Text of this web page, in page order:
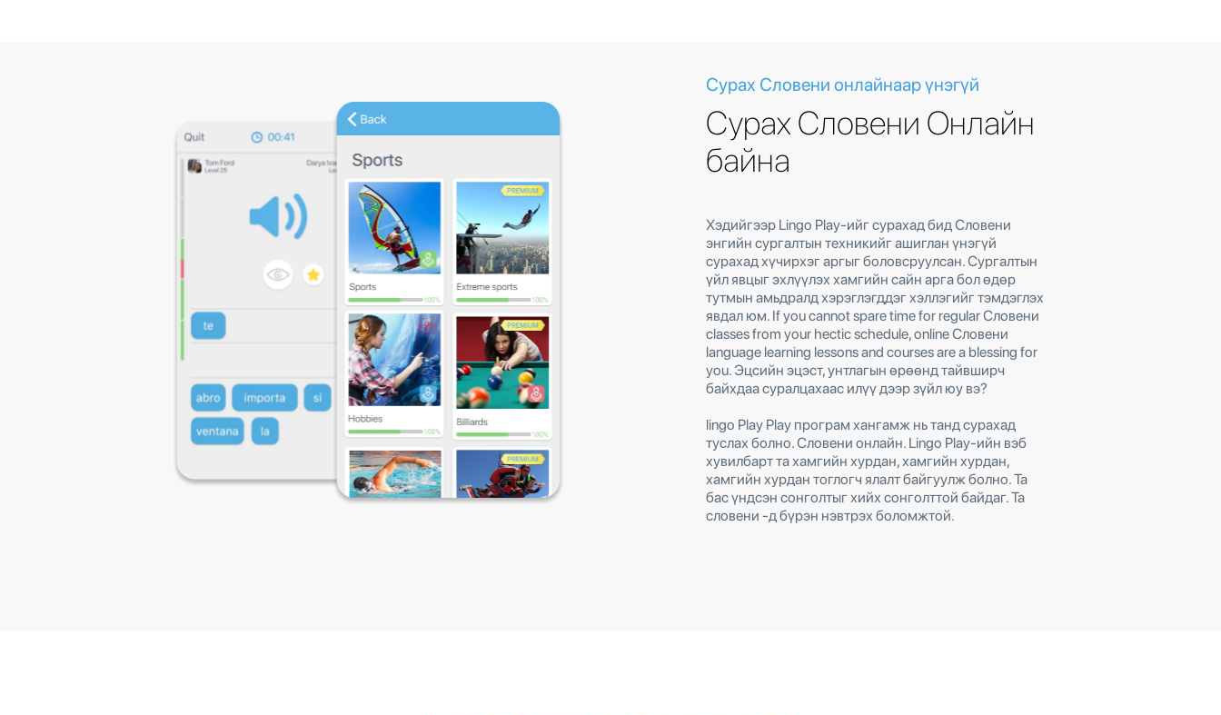
Сурах Словени онлайнаар үнэгүй
Сурах Словени Онлайн
байна
Хэдийгээр Lingo Play-ийг сурахад бид Словени
энгийн сургалтын техникийг ашиглан үнэгүй
сурахад хүчирхэг аргыг боловсруулсан. Сургалтын
үйл явцыг эхлүүлэх хамгийн сайн арга бол өдөр
тутмын амьдралд хэрэглэгддэг хэллэгийг тэмдэглэх
явдал юм. If you cannot spare time for regular Словени
classes from your hectic schedule, online Словени
language learning lessons and courses are a blessing for
you. Эцсийн эцэст, унтлагын өрөөнд тайвширч
байхдаа суралцахаас илүү дээр зүйл юу вэ?
lingo Play Play програм хангамж нь танд сурахад
туслах болно. Словени онлайн. Lingo Play-ийн вэб
хувилбарт та хамгийн хурдан, хамгийн хурдан,
хамгийн хурдан тоглогч ялалт байгуулж болно. Та
бас үндсэн сонголтыг хийх сонголттой байдаг. Та
словени -д бүрэн нэвтрэх боломжтой.